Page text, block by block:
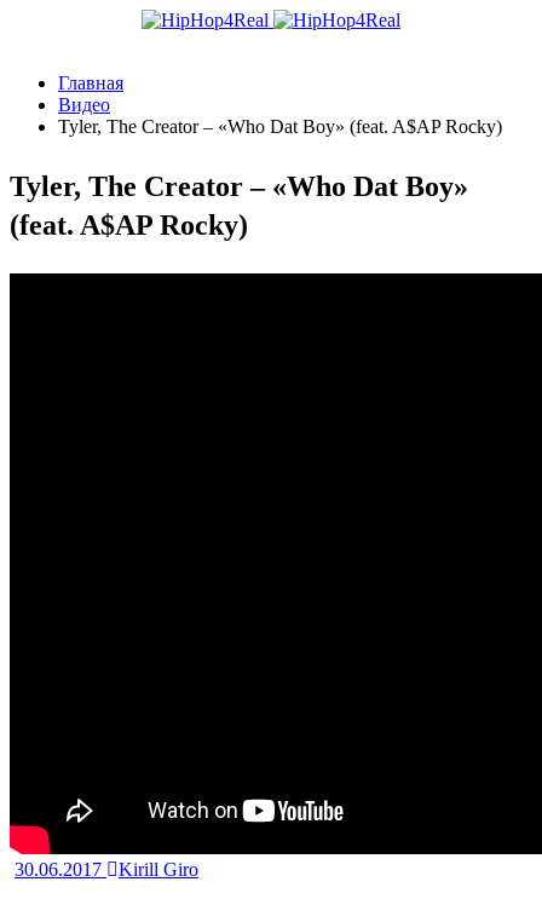
Главная
Видео
Tyler, The Creator – «Who Dat Boy» (feat. A$AP Rocky)
Tyler, The Creator – «Who Dat Boy»
(feat. A$AP Rocky)
30.06.2017
Kirill Giro